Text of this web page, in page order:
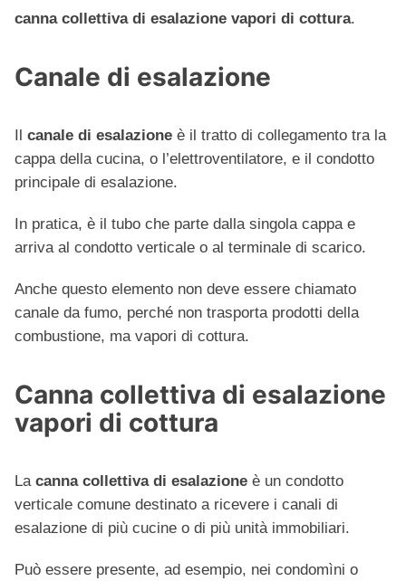
canna collettiva di esalazione vapori di cottura.
Canale di esalazione
Il canale di esalazione è il tratto di collegamento tra la
cappa della cucina, o l’elettroventilatore, e il condotto
principale di esalazione.
In pratica, è il tubo che parte dalla singola cappa e
arriva al condotto verticale o al terminale di scarico.
Anche questo elemento non deve essere chiamato
canale da fumo, perché non trasporta prodotti della
combustione, ma vapori di cottura.
Canna collettiva di esalazione
vapori di cottura
La canna collettiva di esalazione è un condotto
verticale comune destinato a ricevere i canali di
esalazione di più cucine o di più unità immobiliari.
Può essere presente, ad esempio, nei condomìni o